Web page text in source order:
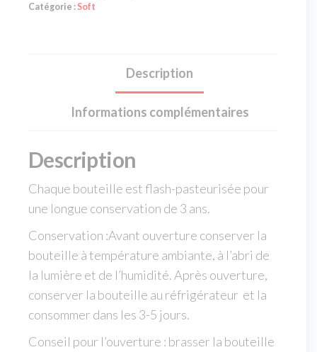
Catégorie : Soft
Description
Informations complémentaires
Description
Chaque bouteille est flash-pasteurisée pour
une longue conservation de 3 ans.
Conservation :Avant ouverture conserver la
bouteille à température ambiante, à l’abri de
la lumière et de l’humidité. Après ouverture,
conserver la bouteille au réfrigérateur et la
consommer dans les 3-5 jours.
Conseil pour l’ouverture : brasser la bouteille